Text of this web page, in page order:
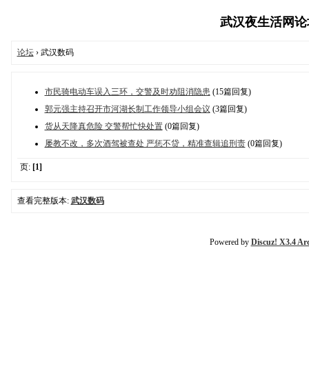
武汉夜生活网
论坛› 武汉数码
市民骑电动车误入三环，交警及时劝阻消隐患 (15篇回复)
郭元强主持召开市河湖长制工作领导小组会议 (3篇回复)
货从天降真危险 交警帮忙快处置(0篇回复)
屡教不改，多次酒驾被查处 严惩不贷，精准查辑追刑责(0篇回复)
页: [1]
查看完整版本: 武汉数码
Powered by Discuz! X3.4